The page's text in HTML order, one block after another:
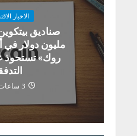
الاخبار
مليون دولار في
3 ساعات مضى